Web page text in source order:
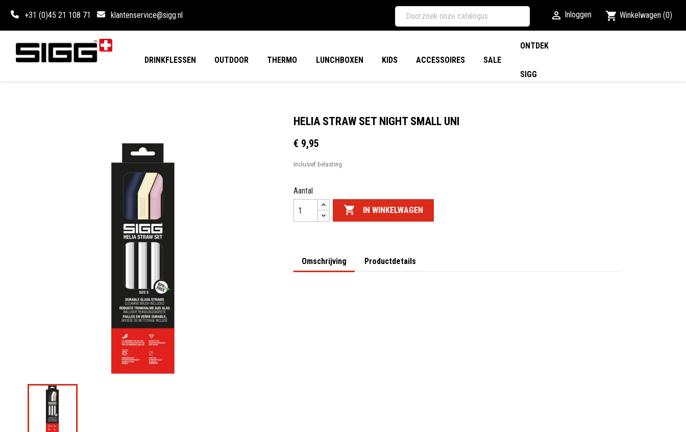
+31 (0)45 21 108 71 klantenservice@sigg.nl  Inloggen shopping_cart Winkelwagen (0)
DRINKFLESSEN OUTDOOR THERMO LUNCHBOXEN KIDS ACCESSOIRES SALE
ONTDEK
SIGG
HELIA STRAW SET NIGHT SMALL UNI
€ 9,95
Inclusief belasting
Aantal
 IN WINKELWAGEN
Omschrijving Productdetails